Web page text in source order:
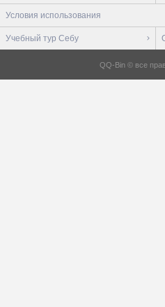
Условия использования
Учебный тур Себу
QQ-Bin © все